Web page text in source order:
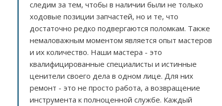
следим за тем, чтобы в наличии были не только
ходовые позиции запчастей, но и те, что
достаточно редко подвергаются поломкам. Также
немаловажным моментом является опыт мастеров
и их количество. Наши мастера - это
квалифицированные специалисты и истинные
ценители своего дела в одном лице. Для них
ремонт - это не просто работа, а возвращение
инструмента к полноценной службе. Каждый